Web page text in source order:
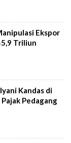
Ekspor
Triliun
Kandas di
Pedagang